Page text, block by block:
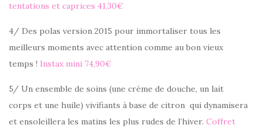
tentations et caprices 41,30€
4/ Des polas version 2015 pour immortaliser tous les
meilleurs moments avec attention comme au bon vieux
temps ! Instax mini 74,90€
5/ Un ensemble de soins (une crème de douche, un lait
corps et une huile) vivifiants à base de citron qui dynamisera
et ensoleillera les matins les plus rudes de l’hiver. Coffret